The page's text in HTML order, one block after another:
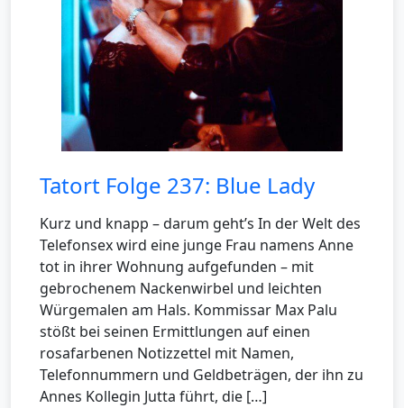
Tatort Folge 237: Blue Lady
Kurz und knapp – darum geht’s In der Welt des
Telefonsex wird eine junge Frau namens Anne
tot in ihrer Wohnung aufgefunden – mit
gebrochenem Nackenwirbel und leichten
Würgemalen am Hals. Kommissar Max Palu
stößt bei seinen Ermittlungen auf einen
rosafarbenen Notizzettel mit Namen,
Telefonnummern und Geldbeträgen, der ihn zu
Annes Kollegin Jutta führt, die […]